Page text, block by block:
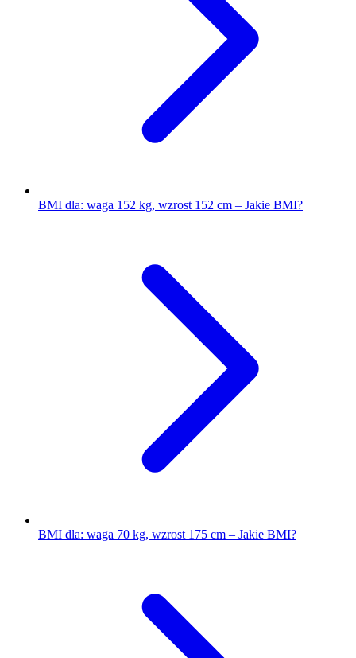
BMI dla: waga 152 kg, wzrost 152 cm – Jakie BMI?
BMI dla: waga 70 kg, wzrost 175 cm – Jakie BMI?